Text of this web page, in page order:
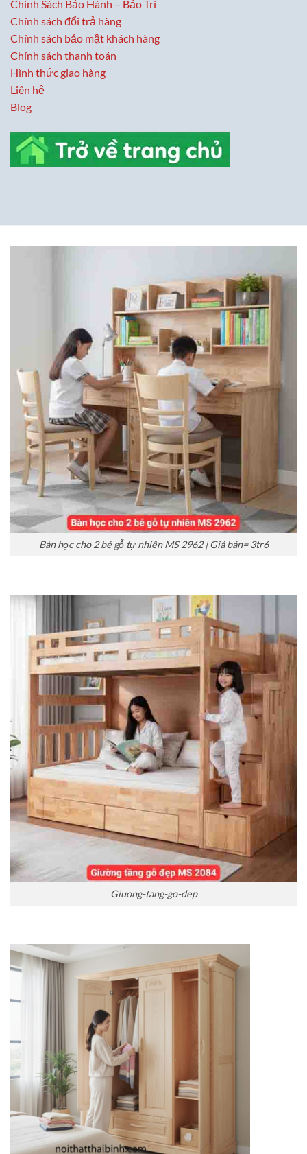
Chính Sách Bảo Hành – Bảo Trì
Chính sách đổi trả hàng
Chính sách bảo mật khách hàng
Chính sách thanh toán
Hình thức giao hàng
Liên hệ
Blog
Bàn học cho 2 bé gỗ tự nhiên MS 2962 | Giá bán= 3tr6
Giuong-tang-go-dep